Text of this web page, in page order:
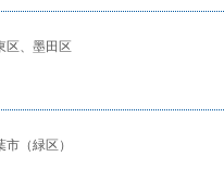
区、墨田区
（緑区）